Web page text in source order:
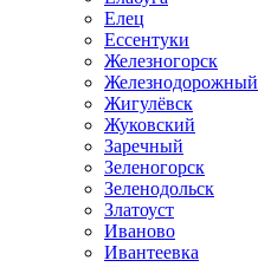
Елец
Ессентуки
Железногорск
Железнодорожный
Жигулёвск
Жуковский
Заречный
Зеленогорск
Зеленодольск
Златоуст
Иваново
Ивантеевка